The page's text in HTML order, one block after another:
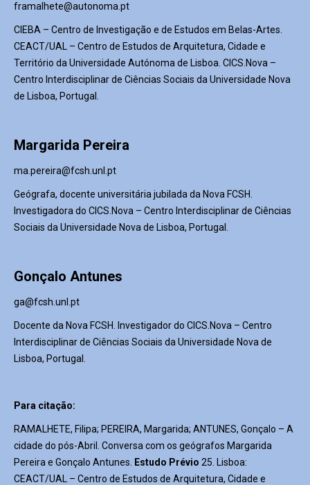
framalhete@autonoma.pt
CIEBA – Centro de Investigação e de Estudos em Belas-Artes.
CEACT/UAL – Centro de Estudos de Arquitetura, Cidade e
Território da Universidade Autónoma de Lisboa. CICS.Nova –
Centro Interdisciplinar de Ciências Sociais da Universidade Nova
de Lisboa, Portugal.
Margarida Pereira
ma.pereira@fcsh.unl.pt
Geógrafa, docente universitária jubilada da Nova FCSH.
Investigadora do CICS.Nova – Centro Interdisciplinar de Ciências
Sociais da Universidade Nova de Lisboa, Portugal.
Gonçalo Antunes
ga@fcsh.unl.pt
Docente da Nova FCSH. Investigador do CICS.Nova – Centro
Interdisciplinar de Ciências Sociais da Universidade Nova de
Lisboa, Portugal.
Para citação:
RAMALHETE, Filipa; PEREIRA, Margarida; ANTUNES, Gonçalo – A
cidade do pós-Abril. Conversa com os geógrafos Margarida
Pereira e Gonçalo Antunes.
Estudo Prévio 25. Lisboa:
CEACT/UAL – Centro de Estudos de Arquitetura, Cidade e